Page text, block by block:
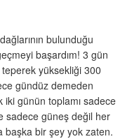
bulunduğu
başardım! 3 gün
yüksekliği 300
gündüz demeden
günün toplamı sadece
sadece güneş değil her
bir şey yok zaten.